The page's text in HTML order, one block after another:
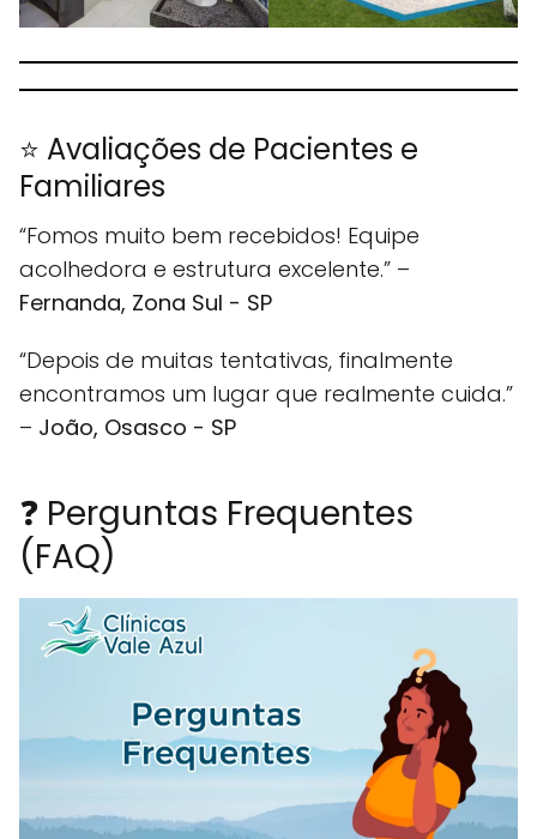
⭐ Avaliações de Pacientes e
Familiares
“Fomos muito bem recebidos! Equipe
acolhedora e estrutura excelente.” –
Fernanda, Zona Sul - SP
“Depois de muitas tentativas, finalmente
encontramos um lugar que realmente cuida.”
– João, Osasco - SP
❓ Perguntas Frequentes
(FAQ)